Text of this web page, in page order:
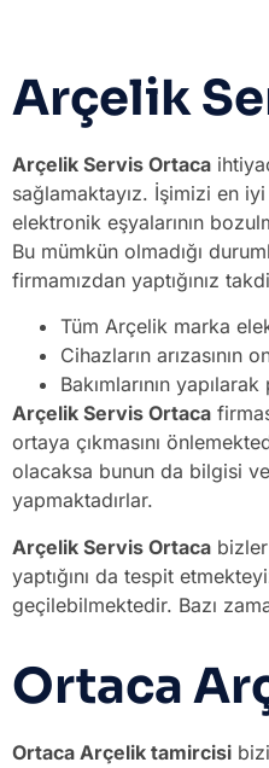
Arçelik
Arçelik Servis Ortaca
sağlamaktayız. İşimizi en
elektronik eşyalarının
Bu mümkün olmadığı
firmamızdan yaptığınız
Tüm Arçelik marka
Cihazların arızasının
Bakımlarının
Arçelik Servis Ortaca
ortaya çıkmasını
olacaksa bunun da bilgisi
yapmaktadırlar.
Arçelik Servis Ortaca
yaptığını da tespit
geçilebilmektedir. Bazı
Ortaca
Ortaca Arçelik tamircisi